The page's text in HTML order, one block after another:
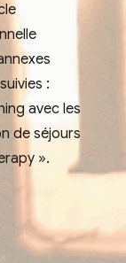
:
avec les
de séjours
».